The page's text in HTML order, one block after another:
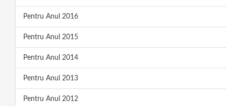
Pentru Anul 2016
Pentru Anul 2015
Pentru Anul 2014
Pentru Anul 2013
Pentru Anul 2012